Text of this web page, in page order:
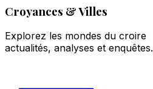
Croyances & Villes
Explorez les mondes du croire
actualités, analyses et enquêtes.